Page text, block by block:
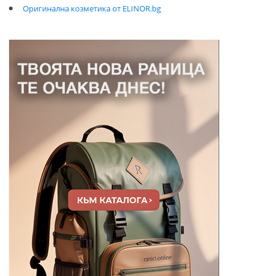
Оригинална козметика от ELINOR.bg